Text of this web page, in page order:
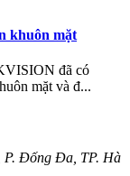
khuôn mặt
đã có
mặt và đ...
P. Đống Đa, TP. Hà